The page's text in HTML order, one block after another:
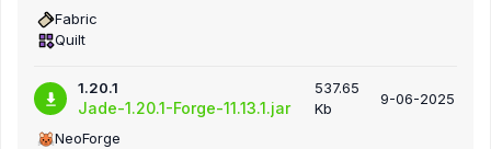
Fabric
Quilt
1.20.1
Jade-1.20.1-Forge-11.13.1.jar
NeoForge
537.65
Kb
9-06-2025